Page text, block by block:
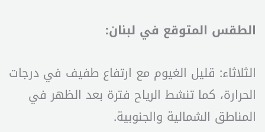
الطقس المتوقع في لبنان:
الثلاثاء: قليل الغيوم مع ارتفاع طفيف في درجات
الحرارة، كما تنشط الرياح فترة بعد الظهر في
المناطق الشمالية والجنوبية.